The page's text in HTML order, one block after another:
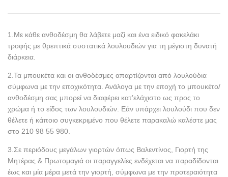
1.Με κάθε ανθοδέσμη θα λάβετε μαζί και ένα ειδικό φακελάκι
τροφής με θρεπτικά συστατικά λουλουδιών για τη μέγιστη δυνατή
διάρκεια.
2.Τα μπουκέτα και οι ανθοδέσμες απαρτίζονται από λουλούδια
σύμφωνα με την εποχικότητα. Ανάλογα με την εποχή το μπουκέτο/
ανθοδέσμη σας μπορεί να διαφέρει κατ’ελάχιστο ως προς το
χρώμα ή το είδος των λουλουδιών. Εάν υπάρχει λουλούδι που δεν
θέλετε ή κάποιο συγκεκριμένο που θέλετε παρακαλώ καλέστε μας
στο 210 98 55 980.
3.Σε περιόδους μεγάλων γιορτών όπως Βαλεντίνος, Γιορτή της
Μητέρας & Πρωτομαγιά οι παραγγελίες ενδέχεται να παραδίδονται
έως και μία μέρα μετά την γιορτή, σύμφωνα με την προτεραιότητα